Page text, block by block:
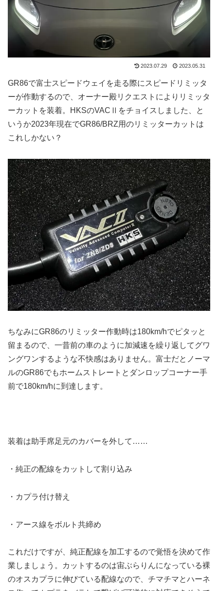
2023.07.29 2023.05.31
GR86で富士スピードウェイを走る際にスピードリミッタ
ーが作動するので、オーナー殿リクエストによりリミッタ
ーカットを装着。HKSのVACⅡをチョイスしました、と
いうか2023年現在でGR86/BRZ用のリミッターカットは
これしかない？
ちなみにGR86のリミッター作動時は180km/hでピタッと
留まるので、一昔前の車のように加減速を繰り返してグワ
ングワンするような不快感はありません。富士だとノーマ
ルのGR86でもホームストレートとダンロップコーナー手
前で180km/hに到達します。
装着は助手席足元のカバーを外して……
・純正の配線をカットして割り込み
・カプラ付け替え
・アース線をボルト共締め
これだけですが、純正配線を加工するので覚悟を決めて作
業しましょう。カットするのは宙ぶらりんになっている裸
のオスカプラに伸びている配線なので、チマチマとハーネ